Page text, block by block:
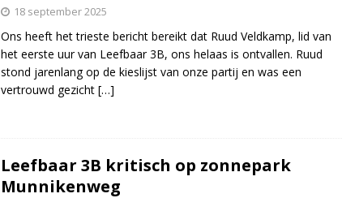
18 september 2025
Ons heeft het trieste bericht bereikt dat Ruud Veldkamp, lid van
het eerste uur van Leefbaar 3B, ons helaas is ontvallen. Ruud
stond jarenlang op de kieslijst van onze partij en was een
vertrouwd gezicht […]
Leefbaar 3B kritisch op zonnepark
Munnikenweg